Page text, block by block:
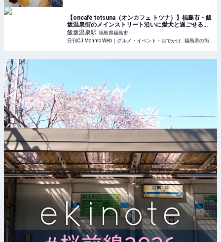
【oncafé totsuna（オンカフェ トツナ）】福島市・飯
坂温泉街のメインストリート沿いに愛犬と過ごせるカ
フェ『oncafé totsuna』がオープン！
飯坂温泉駅 福島県福島市